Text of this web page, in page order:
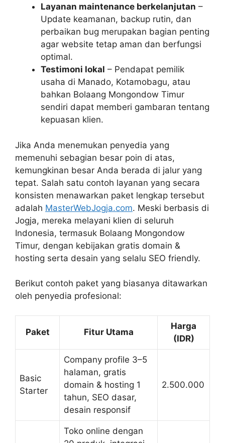
Layanan maintenance berkelanjutan –
Update keamanan, backup rutin, dan
perbaikan bug merupakan bagian penting
agar website tetap aman dan berfungsi
optimal.
Testimoni lokal – Pendapat pemilik
usaha di Manado, Kotamobagu, atau
bahkan Bolaang Mongondow Timur
sendiri dapat memberi gambaran tentang
kepuasan klien.
Jika Anda menemukan penyedia yang
memenuhi sebagian besar poin di atas,
kemungkinan besar Anda berada di jalur yang
tepat. Salah satu contoh layanan yang secara
konsisten menawarkan paket lengkap tersebut
adalah MasterWebJogja.com. Meski berbasis di
Jogja, mereka melayani klien di seluruh
Indonesia, termasuk Bolaang Mongondow
Timur, dengan kebijakan gratis domain &
hosting serta desain yang selalu SEO friendly.
Berikut contoh paket yang biasanya ditawarkan
oleh penyedia profesional:
Paket Fitur Utama
Harga
(IDR)
Basic
Starter
Company profile 3–5
halaman, gratis
domain & hosting 1
tahun, SEO dasar,
desain responsif
2.500.000
Toko online dengan